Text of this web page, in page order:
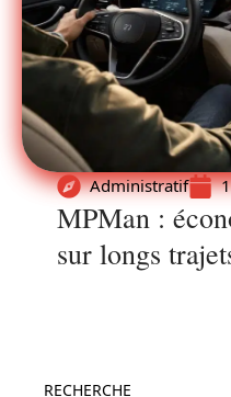
Administratif
MPMan :
sur longs
RECHERCHE